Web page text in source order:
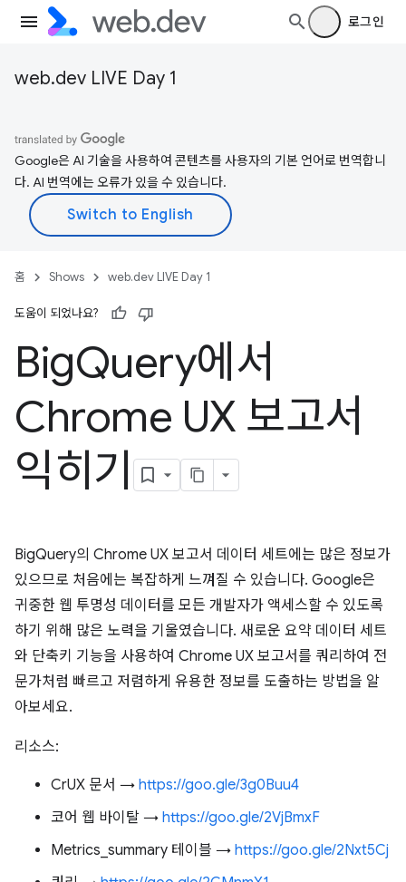
로그인
web.dev LIVE Day 1
Google은 AI 기술을 사용하여 콘텐츠를 사용자의 기본 언어로 번역합니
다. AI 번역에는 오류가 있을 수 있습니다.
홈 Shows web.dev LIVE Day 1
도움이 되었나요?
BigQuery에서
Chrome UX 보고서
익히기
BigQuery의 Chrome UX 보고서 데이터 세트에는 많은 정보가
있으므로 처음에는 복잡하게 느껴질 수 있습니다. Google은
귀중한 웹 투명성 데이터를 모든 개발자가 액세스할 수 있도록
하기 위해 많은 노력을 기울였습니다. 새로운 요약 데이터 세트
와 단축키 기능을 사용하여 Chrome UX 보고서를 쿼리하여 전
문가처럼 빠르고 저렴하게 유용한 정보를 도출하는 방법을 알
아보세요.
리소스:
CrUX 문서 → https://goo.gle/3g0Buu4
코어 웹 바이탈 → https://goo.gle/2VjBmxF
Metrics_summary 테이블 → https://goo.gle/2Nxt5Cj